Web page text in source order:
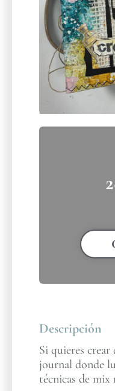
Descripción
Si quieres
journal donde
técnicas de mix